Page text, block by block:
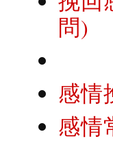
問)
感情
感情